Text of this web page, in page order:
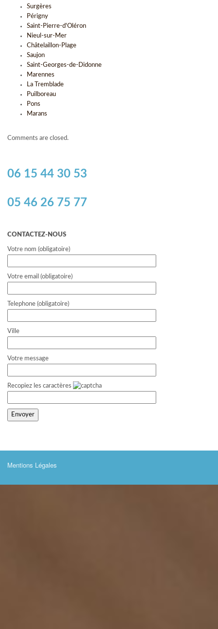
Surgères
Périgny
Saint-Pierre-d'Oléron
Nieul-sur-Mer
Châtelaillon-Plage
Saujon
Saint-Georges-de-Didonne
Marennes
La Tremblade
Puilboreau
Pons
Marans
Comments are closed.
06 15 44 30 53
05 46 26 75 77
CONTACTEZ-NOUS
Votre nom (obligatoire)
Votre email (obligatoire)
Telephone (obligatoire)
Ville
Votre message
Recopiez les caractères
Mentions Légales